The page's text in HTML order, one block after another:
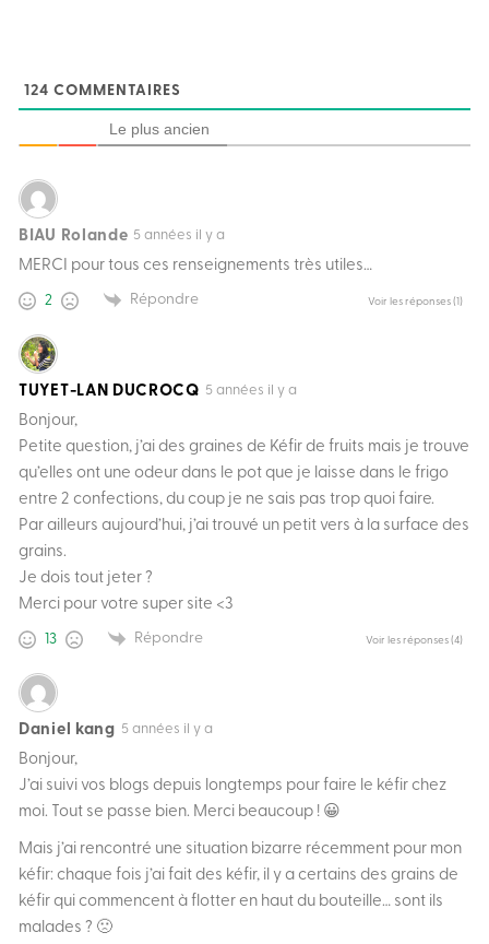
124 COMMENTAIRES
Le plus ancien
BIAU Rolande 5 années il y a
MERCI pour tous ces renseignements très utiles…
2 Répondre Voir les réponses(1)
TUYET-LAN DUCROCQ 5 années il y a
Bonjour,
Petite question, j’ai des graines de Kéfir de fruits mais je trouve
qu’elles ont une odeur dans le pot que je laisse dans le frigo
entre 2 confections, du coup je ne sais pas trop quoi faire.
Par ailleurs aujourd’hui, j’ai trouvé un petit vers à la surface des
grains.
Je dois tout jeter ?
Merci pour votre super site <3
13 Répondre Voir les réponses(4)
Daniel kang 5 années il y a
Bonjour,
J’ai suivi vos blogs depuis longtemps pour faire le kéfir chez
moi. Tout se passe bien. Merci beaucoup ! 😀
Mais j’ai rencontré une situation bizarre récemment pour mon
kéfir: chaque fois j’ai fait des kéfir, il y a certains des grains de
kéfir qui commencent à flotter en haut du bouteille… sont ils
malades ? 🙁